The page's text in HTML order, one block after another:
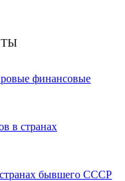
финансовые
в странах
бывшего СССР